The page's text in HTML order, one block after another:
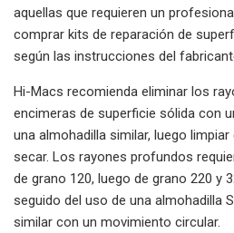
aquellas que requieren un
comprar kits de reparación de
según las instrucciones del
Hi-Macs recomienda eliminar los
encimeras de superficie sólida con
una almohadilla similar, luego
secar. Los rayones profundos
de grano 120, luego de grano 220 y
seguido del uso de una almohadilla
similar con un movimiento circular.